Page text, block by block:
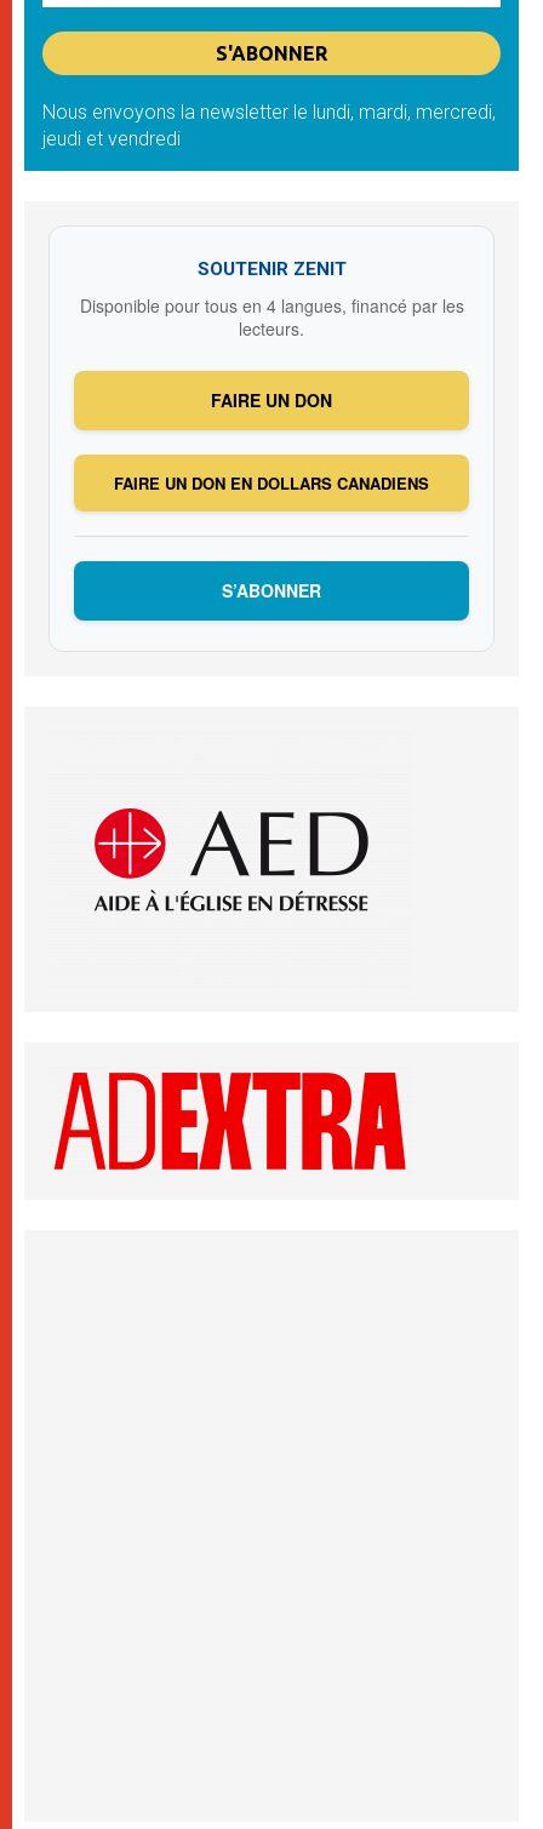
Nous envoyons la newsletter le lundi, mardi, mercredi,
jeudi et vendredi
SOUTENIR ZENIT
Disponible pour tous en 4 langues, financé par les
lecteurs.
FAIRE UN DON
FAIRE UN DON EN DOLLARS CANADIENS
S’ABONNER